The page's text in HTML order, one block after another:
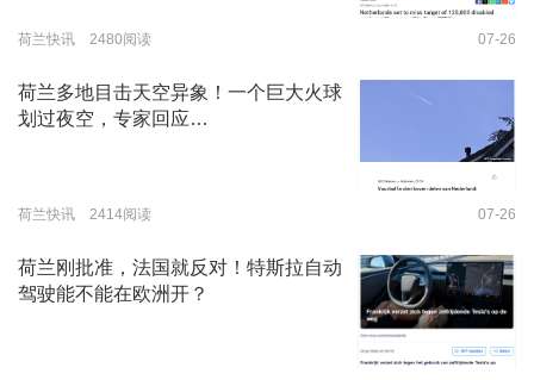
荷兰快讯 2480阅读 07-26
荷兰多地目击天空异象！一个巨大火球
划过夜空，专家回应…
荷兰快讯 2414阅读 07-26
荷兰刚批准，法国就反对！特斯拉自动
驾驶能不能在欧洲开？